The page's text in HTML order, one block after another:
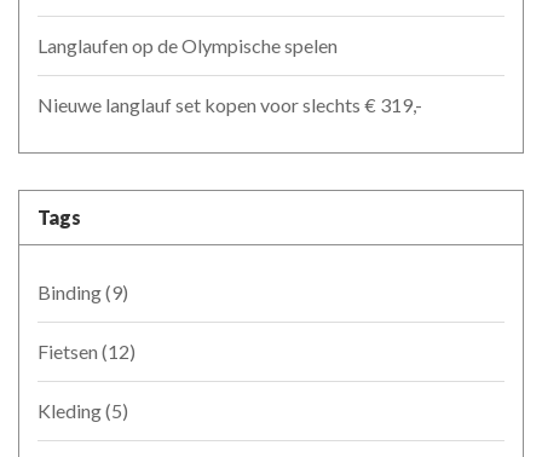
Langlaufen op de Olympische spelen
Nieuwe langlauf set kopen voor slechts € 319,-
Tags
Binding(9)
Fietsen (12)
Kleding(5)